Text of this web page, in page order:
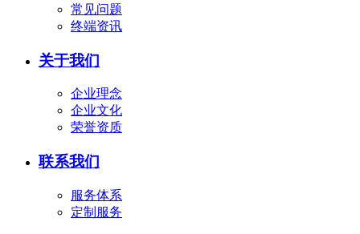
常见问题
终端资讯
关于我们
企业理念
企业文化
荣誉资质
联系我们
服务体系
定制服务